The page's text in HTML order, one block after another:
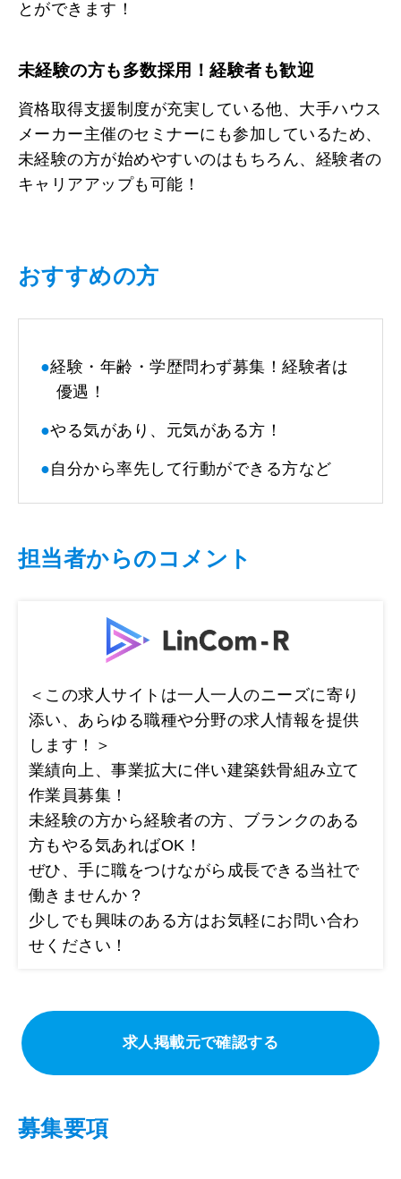
とができます！
未経験の方も多数採用！経験者も歓迎
資格取得支援制度が充実している他、大手ハウス
メーカー主催のセミナーにも参加しているため、
未経験の方が始めやすいのはもちろん、経験者の
キャリアアップも可能！
おすすめの方
●経験・年齢・学歴問わず募集！経験者は
優遇！
●やる気があり、元気がある方！
●自分から率先して行動ができる方など
担当者からのコメント
＜この求人サイトは一人一人のニーズに寄り
添い、あらゆる職種や分野の求人情報を提供
します！＞
業績向上、事業拡大に伴い建築鉄骨組み立て
作業員募集！
未経験の方から経験者の方、ブランクのある
方もやる気あればOK！
ぜひ、手に職をつけながら成長できる当社で
働きませんか？
少しでも興味のある方はお気軽にお問い合わ
せください！
求人掲載元で確認する
募集要項